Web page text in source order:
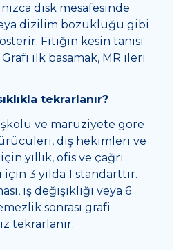
disk mesafesinde
dizilim bozukluğu gibi
Fıtığın kesin tanısı
ilk basamak, MR ileri
tekrarlanır?
işkolu ve maruziyete göre
diş hekimleri ve
yıllık, ofis ve çağrı
için 3 yılda 1 standarttır.
iş değişikliği veya 6
sonrası grafi
tekrarlanır.